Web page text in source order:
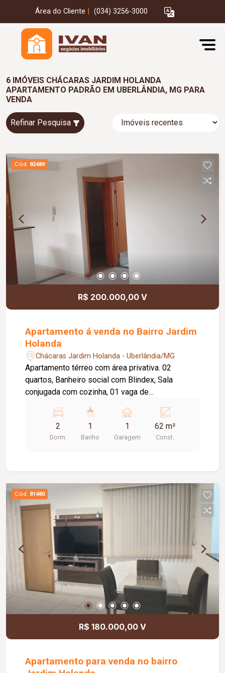
Área do Cliente (034) 3256-3000
6 IMÓVEIS CHÁCARAS JARDIM HOLANDA
APARTAMENTO PADRÃO EM UBERLÂNDIA, MG PARA
VENDA
Refinar Pesquisa
Cód. 82489
R$ 200.000,00 V
Apartamento á venda no Bairro Jardim
Holanda
Chácaras Jardim Holanda - Uberlândia/MG
Apartamento térreo com área privativa. 02
quartos, Banheiro social com Blindex, Sala
conjugada com cozinha, 01 vaga de
ônibus na porta, Portaria 24 horas, Área kids,
Salão de festas, Quadra coberta.
2
Dorm.
1
Banho
1
Garagem
62 m²
Const.
Cód. 81480
R$ 180.000,00 V
Apartamento para venda no bairro